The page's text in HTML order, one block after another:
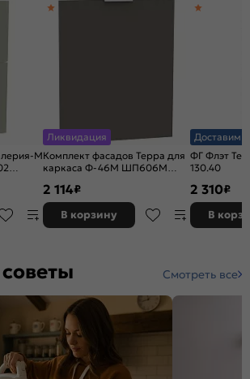
М
Ликвидация
Комплект фасадов Терра для
каркаса Ф-46М ШП606М
2 114₽
В корзину
Доставим
ФГ Флэт
130.40
2 310₽
В
Смотреть все